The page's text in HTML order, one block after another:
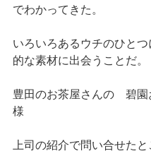
でわかってきた。
いろいろあるウチのひとつ
的な素材に出会うことだ。
豊田のお茶屋さんの　碧
様
上司の紹介で問い合せた